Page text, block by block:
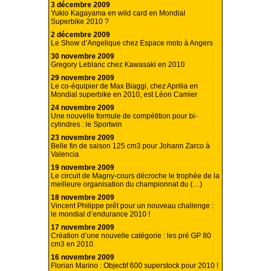
3 décembre 2009
Yukio Kagayama en wild card en Mondial
Superbike 2010 ?
2 décembre 2009
Le Show d’Angelique chez Espace moto à Angers
30 novembre 2009
Gregory Leblanc chez Kawasaki en 2010
29 novembre 2009
Le co-équipier de Max Biaggi, chez Aprilia en
Mondial superbike en 2010, est Léon Camier
24 novembre 2009
Une nouvelle formule de compétition pour bi-
cylindres : le Sportwin
23 novembre 2009
Belle fin de saison 125 cm3 pour Johann Zarco à
Valencia
19 novembre 2009
Le circuit de Magny-cours décroche le trophée de la
meilleure organisation du championnat du (…)
18 novembre 2009
Vincent Philippe prêt pour un nouveau challenge :
le mondial d’endurance 2010 !
17 novembre 2009
Création d’une nouvelle catégorie : les pré GP 80
cm3 en 2010.
16 novembre 2009
Florian Marino : Objectif 600 superstock pour 2010 !